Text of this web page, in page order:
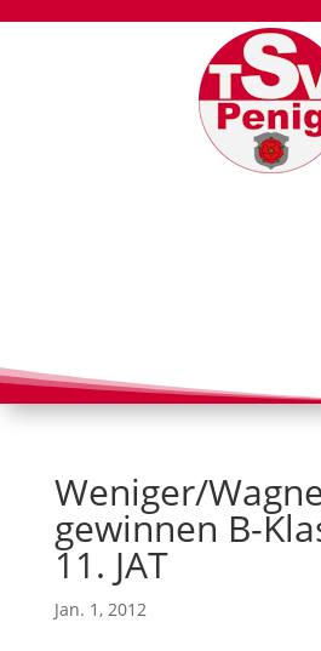
Weniger/
gewinnen B-
11. JAT
Jan. 1, 2012